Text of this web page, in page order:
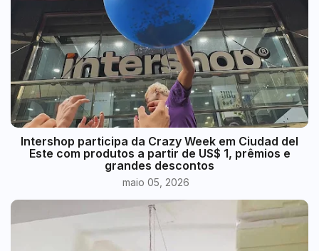
Intershop participa da Crazy Week em Ciudad del
Este com produtos a partir de US$ 1, prêmios e
grandes descontos
maio 05, 2026